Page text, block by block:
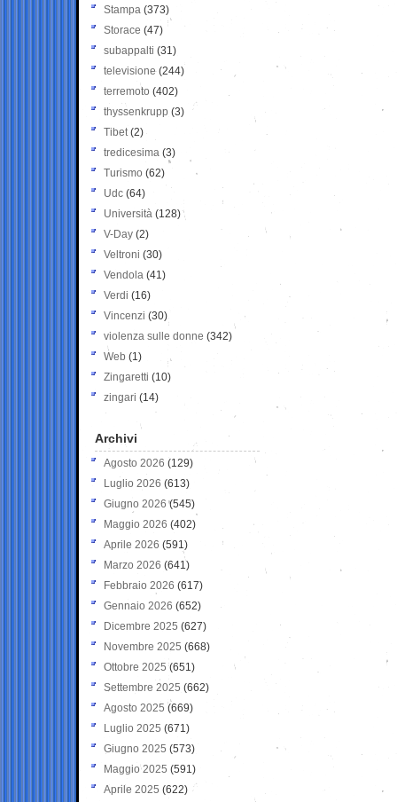
Stampa (373)
Storace (47)
subappalti (31)
televisione(244)
terremoto (402)
thyssenkrupp (3)
Tibet(2)
tredicesima (3)
Turismo (62)
Udc (64)
Università (128)
V-Day (2)
Veltroni (30)
Vendola (41)
Verdi (16)
Vincenzi (30)
violenza sulle donne (342)
Web (1)
Zingaretti (10)
zingari (14)
Archivi
Agosto 2026 (129)
Luglio 2026 (613)
Giugno 2026 (545)
Maggio 2026 (402)
Aprile 2026 (591)
Marzo 2026 (641)
Febbraio 2026 (617)
Gennaio 2026 (652)
Dicembre 2025 (627)
Novembre 2025 (668)
Ottobre 2025 (651)
Settembre 2025 (662)
Agosto 2025 (669)
Luglio 2025 (671)
Giugno 2025 (573)
Maggio 2025 (591)
Aprile 2025 (622)